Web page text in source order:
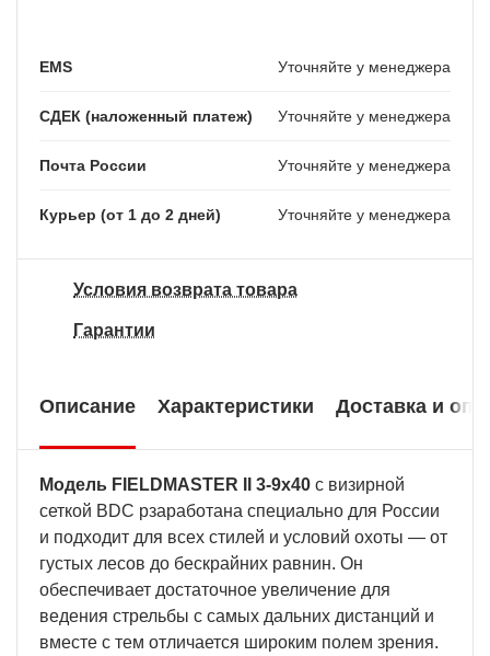
EMS Уточняйте у менеджера
СДЕК (наложенный платеж) Уточняйте у менеджера
Почта России Уточняйте у менеджера
Курьер (от 1 до 2 дней) Уточняйте у менеджера
Условия возврата товара
Гарантии
Описание Характеристики Доставка и
Модель FIELDMASTER II 3-9x40 с визирной
сеткой BDC рзаработана специально для России
и подходит для всех стилей и условий охоты — от
густых лесов до бескрайних равнин. Он
обеспечивает достаточное увеличение для
ведения стрельбы с самых дальних дистанций и
вместе с тем отличается широким полем зрения.